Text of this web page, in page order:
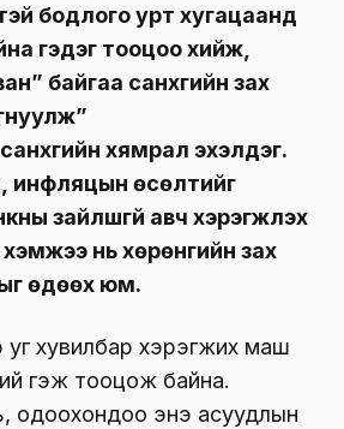
бодлого урт хугацаанд
гэдэг тооцоо хийж,
байгаа санхүүгийн зах
хямрал эхэлдэг.
инфляцын өсөлтийг
зайлшгүй авч хэрэгжүүлэх
нь хөрөнгийн зах
өдөөх юм.
хувилбар хэрэгжих маш
гэж тооцож байна.
одоохондоо энэ асуудлын